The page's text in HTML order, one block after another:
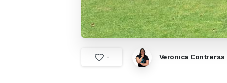
- Verónica Contreras